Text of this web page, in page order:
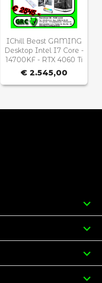
 Snel bekijken
IChill Beast GAMING
Desktop Intel I7 Core -
14700KF - RTX 4060 Ti
€ 2.545,00



keyboard_arrow_down